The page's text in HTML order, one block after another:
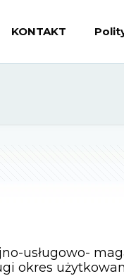
KONTAKT
usługowo-
okres